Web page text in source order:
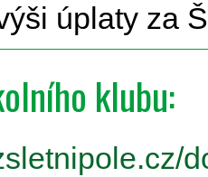
úplaty za
klubu: